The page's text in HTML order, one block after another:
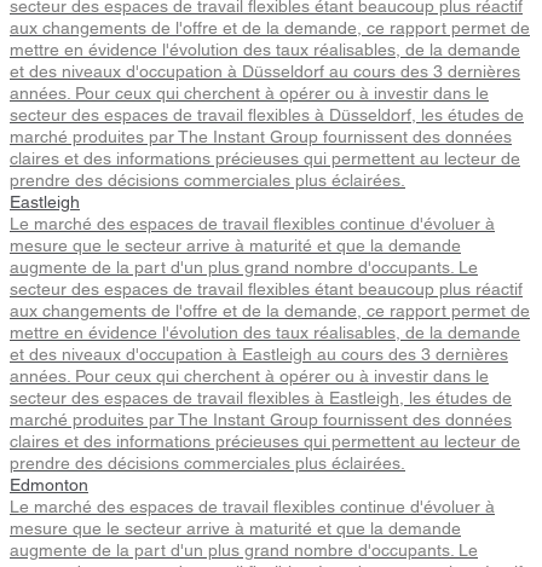
secteur des espaces de travail flexibles étant beaucoup plus réactif
aux changements de l'offre et de la demande, ce rapport permet de
mettre en évidence l'évolution des taux réalisables, de la demande
et des niveaux d'occupation à Düsseldorf au cours des 3 dernières
années. Pour ceux qui cherchent à opérer ou à investir dans le
secteur des espaces de travail flexibles à Düsseldorf, les études de
marché produites par The Instant Group fournissent des données
claires et des informations précieuses qui permettent au lecteur de
prendre des décisions commerciales plus éclairées.
Eastleigh
Le marché des espaces de travail flexibles continue d'évoluer à
mesure que le secteur arrive à maturité et que la demande
augmente de la part d'un plus grand nombre d'occupants. Le
secteur des espaces de travail flexibles étant beaucoup plus réactif
aux changements de l'offre et de la demande, ce rapport permet de
mettre en évidence l'évolution des taux réalisables, de la demande
et des niveaux d'occupation à Eastleigh au cours des 3 dernières
années. Pour ceux qui cherchent à opérer ou à investir dans le
secteur des espaces de travail flexibles à Eastleigh, les études de
marché produites par The Instant Group fournissent des données
claires et des informations précieuses qui permettent au lecteur de
prendre des décisions commerciales plus éclairées.
Edmonton
Le marché des espaces de travail flexibles continue d'évoluer à
mesure que le secteur arrive à maturité et que la demande
augmente de la part d'un plus grand nombre d'occupants. Le